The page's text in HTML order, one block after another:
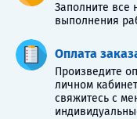
Заполните все
выполнения
Оплата
Произведите
личном
свяжитесь с